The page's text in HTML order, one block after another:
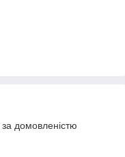
домовленістю